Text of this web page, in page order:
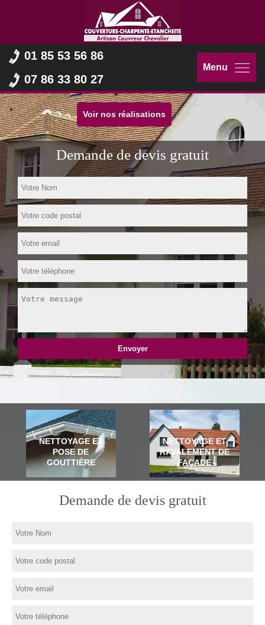
01 85 53 56 86
07 86 33 80 27
Menu
Voir nos réalisations
Demande de devis gratuit
NETTOYAGE ET
POSE DE
GOUTTIÈRE
NETTOYAGE ET
RAVALEMENT DE
FAÇADE
Demande de devis gratuit